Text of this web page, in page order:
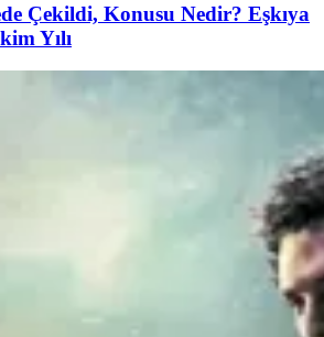
Çekildi, Konusu Nedir? Eşkıya
Yılı